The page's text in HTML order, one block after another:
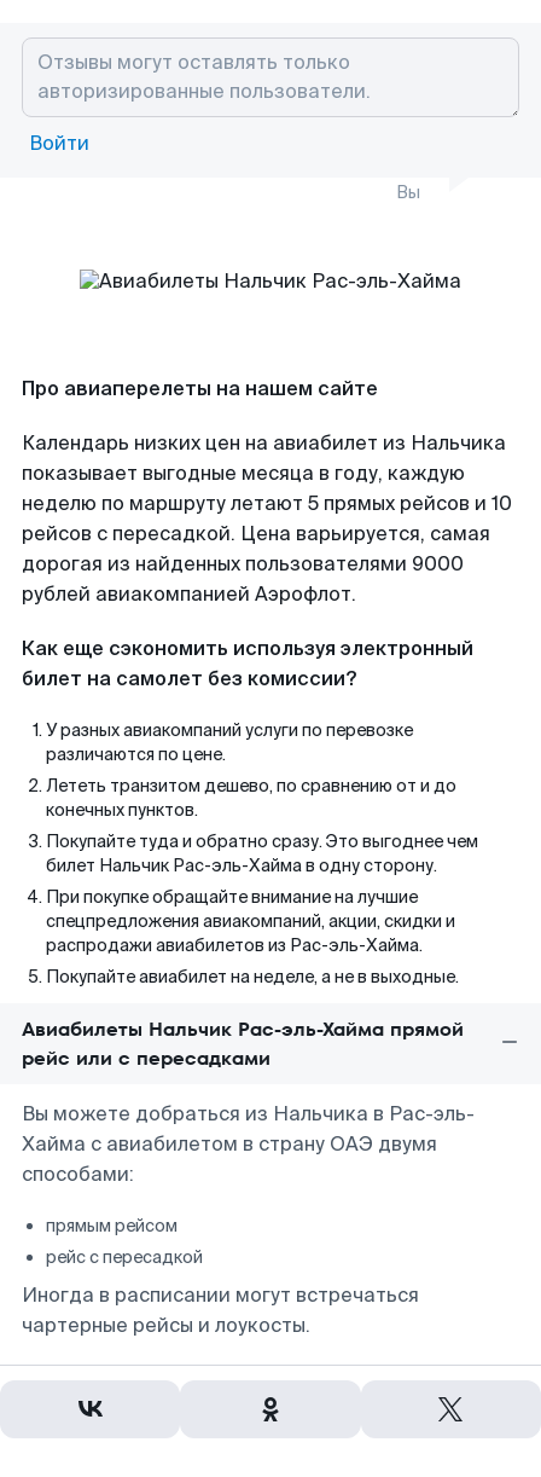
Войти
Вы
Про авиаперелеты на нашем сайте
Календарь низких цен на авиабилет из Нальчика
показывает выгодные месяца в году, каждую
неделю по маршруту летают 5 прямых рейсов и 10
рейсов с пересадкой. Цена варьируется, самая
дорогая из найденных пользователями 9000
рублей авиакомпанией Аэрофлот.
Как еще сэкономить используя электронный
билет на самолет без комиссии?
У разных авиакомпаний услуги по перевозке
различаются по цене.
Лететь транзитом дешево, по сравнению от и до
конечных пунктов.
Покупайте туда и обратно сразу. Это выгоднее чем
билет Нальчик Рас-эль-Хайма в одну сторону.
При покупке обращайте внимание на лучшие
спецпредложения авиакомпаний, акции, скидки и
распродажи авиабилетов из Рас-эль-Хайма.
Покупайте авиабилет на неделе, а не в выходные.
Авиабилеты Нальчик Рас-эль-Хайма прямой
рейс или с пересадками
Вы можете добраться из Нальчика в Рас-эль-
Хайма с авиабилетом в страну ОАЭ двумя
способами:
прямым рейсом
рейс с пересадкой
Иногда в расписании могут встречаться
чартерные рейсы и лоукосты.